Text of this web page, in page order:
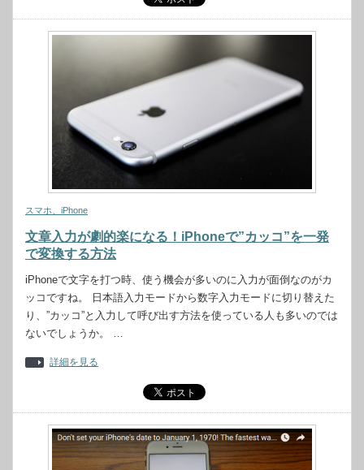
スマホ、iPhone
文章入力が劇的楽になる！iPhoneで”カッコ”を一発
で変換する方法
iPhoneで文字を打つ時、使う機会が多いのに入力が面倒なのがカ
ッコですね。 日本語入力モードから数字入力モードに切り替えた
り、”カッコ”と入力して呼び出す方法を使っている人も多いのでは
ないでしょうか。 …
詳細を見る